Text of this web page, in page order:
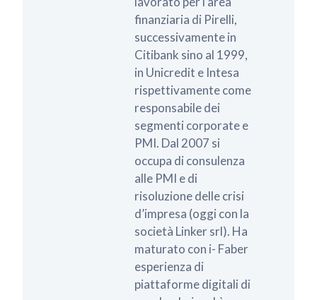
finanziaria di Pirelli,
successivamente in
Citibank sino al 1999,
in Unicredit e Intesa
rispettivamente come
responsabile dei
segmenti corporate e
PMI. Dal 2007 si
occupa di consulenza
alle PMI e di
risoluzione delle crisi
d’impresa (oggi con la
società Linker srl). Ha
maturato con i- Faber
esperienza di
piattaforme digitali di